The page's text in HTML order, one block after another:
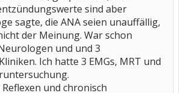
sind aber
sagte, die ANA seien unauffällig,
der Meinung. War schon
und und 3
Ich hatte 3 EMGs, MRT und
und chronisch